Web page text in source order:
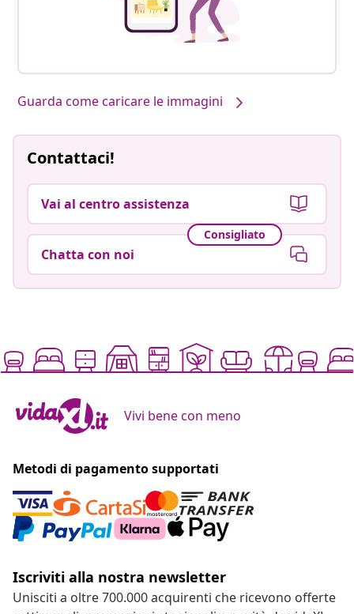
Guarda come caricare le immagini
Contattaci!
Vai al centro assistenza
Consigliato
Chatta con noi
Vivi bene con meno
Metodi di pagamento supportati
Iscriviti alla nostra newsletter
Unisciti a oltre 700.000 acquirenti che ricevono offerte